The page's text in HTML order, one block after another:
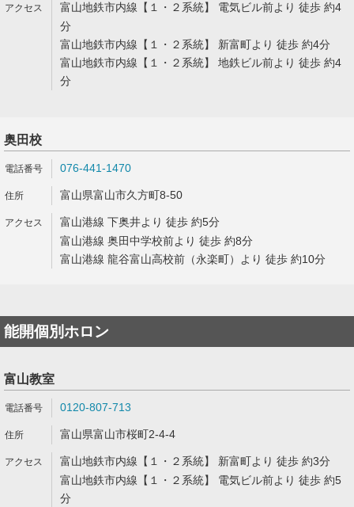
富山地鉄市内線【１・２系統】 電気ビル前より 徒歩 約4
分
富山地鉄市内線【１・２系統】 新富町より 徒歩 約4分
富山地鉄市内線【１・２系統】 地鉄ビル前より 徒歩 約4
分
奥田校
076-441-1470
富山県富山市久方町8-50
富山港線 下奥井より 徒歩 約5分
富山港線 奥田中学校前より 徒歩 約8分
富山港線 龍谷富山高校前（永楽町）より 徒歩 約10分
能開個別ホロン
富山教室
0120-807-713
富山県富山市桜町2-4-4
富山地鉄市内線【１・２系統】 新富町より 徒歩 約3分
富山地鉄市内線【１・２系統】 電気ビル前より 徒歩 約5
分